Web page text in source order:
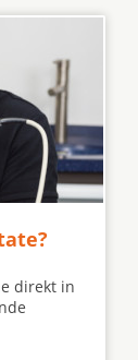
direkt in